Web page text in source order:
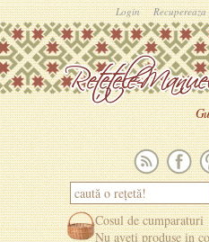
Login
Cosul de cumparaturi
Nu aveti produse in